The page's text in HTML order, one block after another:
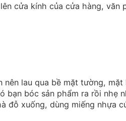
cửa kính của cửa hàng, văn
nên lau qua bề mặt tường,
bạn bóc sản phẩm ra rồi nhẹ
đỗ xuống, dùng miếng nhựa